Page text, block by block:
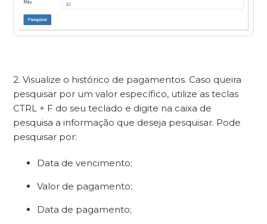
2. Visualize o histórico de pagamentos. Caso queira
pesquisar por um valor específico, utilize as teclas
CTRL + F do seu teclado e digite na caixa de
pesquisa a informação que deseja pesquisar. Pode
pesquisar por:
Data de vencimento;
Valor de pagamento;
Data de pagamento;